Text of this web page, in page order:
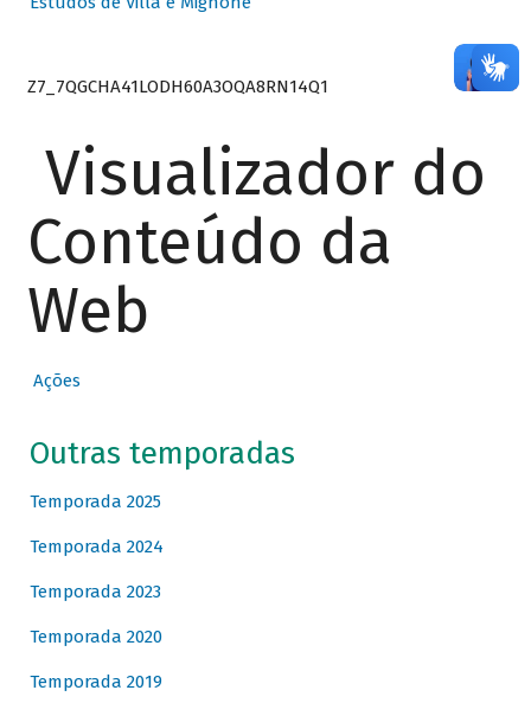
Z7_7QGCHA41LODH60A3OQA8RN14Q1
Visualizador do
Conteúdo da
Web
Ações
Outras temporadas
Temporada 2025
Temporada 2024
Temporada 2023
Temporada 2020
Temporada 2019